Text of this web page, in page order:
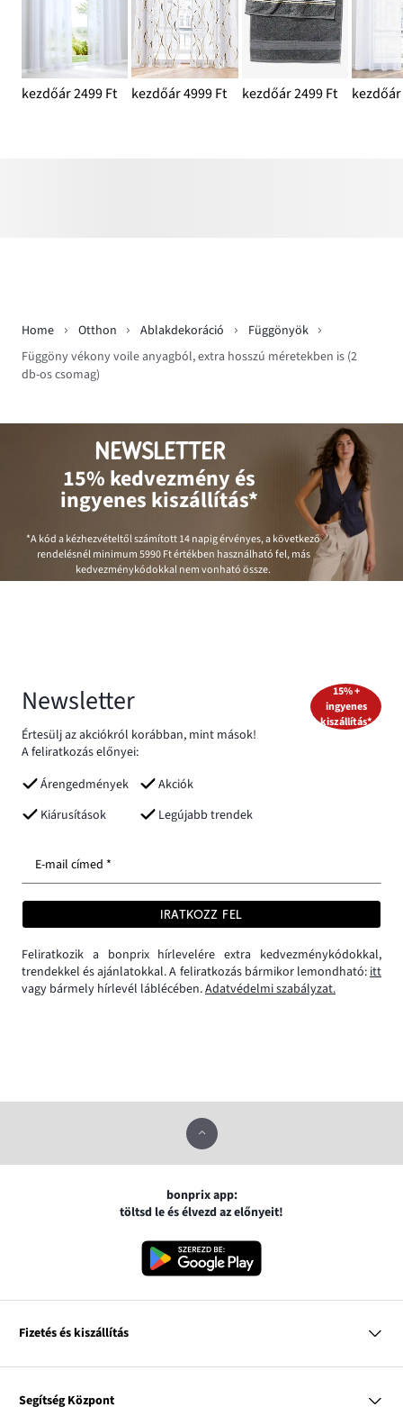
kezdőár 2499 Ft kezdőár 4999 Ft kezdőár 2499 Ft
Home Otthon Ablakdekoráció
Függönyök
Függöny vékony voile anyagból, extra hosszú méretekben is (2
db-os csomag)
NEWSLETTER
15% kedvezmény és
ingyenes kiszállítás*
*A kód a kézhezvételtől számított 14 napig érvényes, a következő
rendelésnél minimum5990 Ftértékben használható fel, más
kedvezménykódokkal nem vonható össze.
Newsletter
Értesülj az akciókról korábban, mint mások!
A feliratkozás előnyei:
Árengedmények
Akciók
Kiárusítások
Legújabb trendek
15% +
ingyenes
kiszállítás*
E-mail címed *
IRATKOZZ FEL
Feliratkozik a bonprix hírlevelére extra kedvezménykódokkal,
trendekkel és ajánlatokkal. A feliratkozás bármikor lemondható: itt
vagy bármely hírlevél láblécében.Adatvédelmi szabályzat.
bonprix app:
töltsd le és élvezd az előnyeit!
Fizetés és kiszállítás
VISA
Segítség Központ